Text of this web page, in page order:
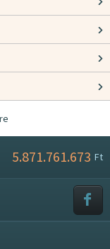
5.871.761.673 Ft